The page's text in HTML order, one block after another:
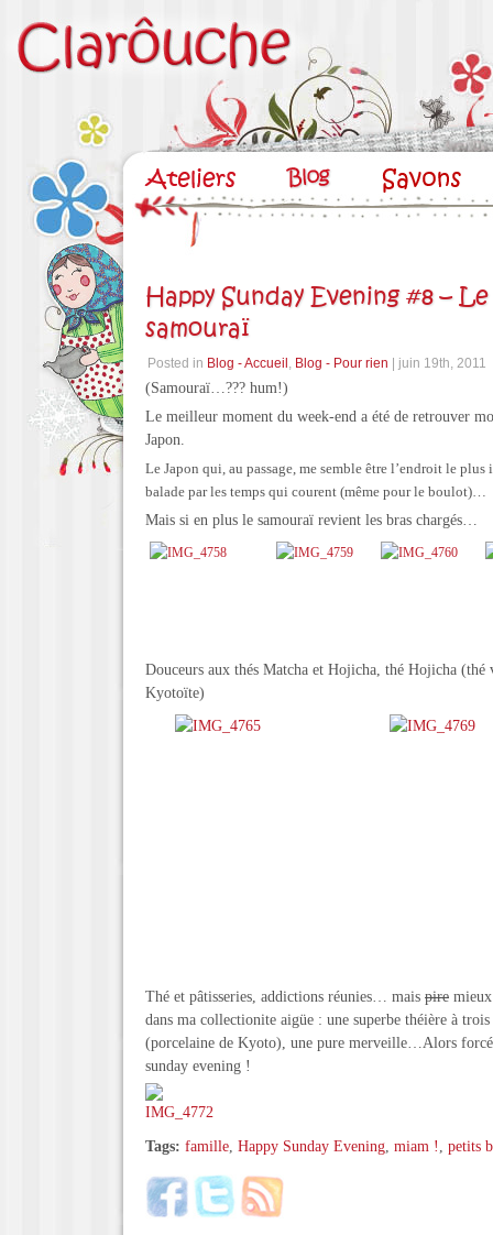
Happy Sunday Evening #8 –
samouraï
Posted in Blog - Accueil , Blog - Pour rien | juin 19th, 2011
(Samouraï…??? hum!)
Le meilleur moment du week-end a été de retrouver
Japon.
Le Japon qui, au passage, me semble être l’endroit le
balade par les temps qui courent (même pour le boulot)…
Mais si en plus le samouraï revient les bras chargés…
Douceurs aux thés Matcha et Hojicha, thé Hojicha
Kyotoïte)
Thé et pâtisseries, addictions réunies… mais pire
dans ma collectionite aigüe : une superbe théière à
(porcelaine de Kyoto), une pure merveille…Alors
sunday evening !
Tags: famille Happy Sunday Evening miam ! petits